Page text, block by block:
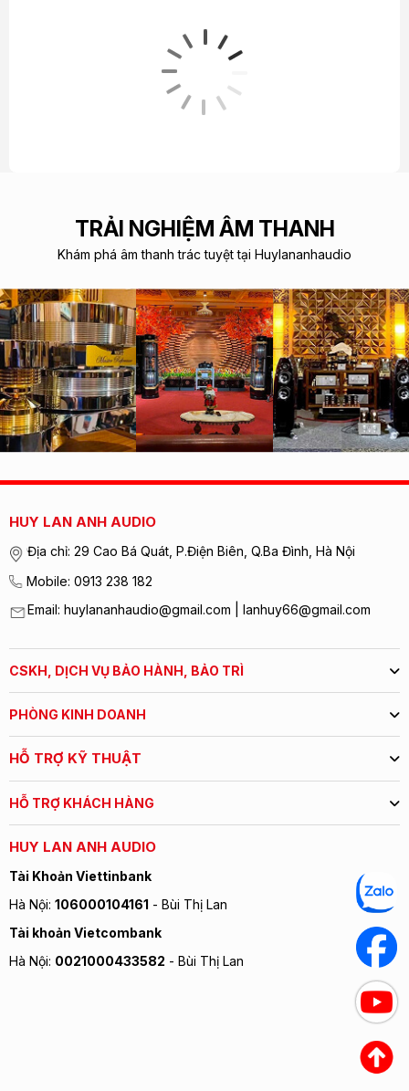
TRẢI NGHIỆM ÂM THANH
Khám phá âm thanh trác tuyệt tại Huylananhaudio
HUY LAN ANH AUDIO
Địa chỉ: 29 Cao Bá Quát, P.Điện Biên, Q.Ba Đình, Hà Nội
Mobile: 0913 238 182
Email: huylananhaudio@gmail.com | lanhuy66@gmail.com
CSKH, DỊCH VỤ BẢO HÀNH, BẢO TRÌ
PHÒNG KINH DOANH
HỖ TRỢ KỸ THUẬT
HỖ TRỢ KHÁCH HÀNG
HUY LAN ANH AUDIO
Tài Khoản Viettinbank
Hà Nội: 106000104161 - Bùi Thị Lan
Tài khoản Vietcombank
Hà Nội: 0021000433582 - Bùi Thị Lan